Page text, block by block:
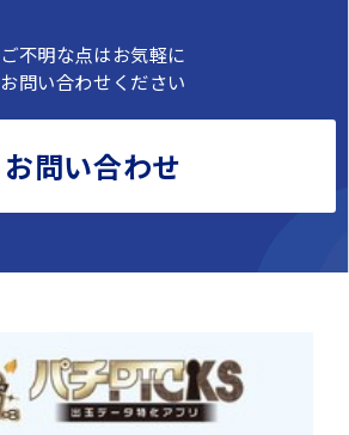
ご不明な点はお気軽に
お問い合わせください
お問い合わせ